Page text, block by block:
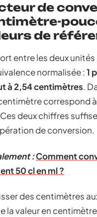
de
de
entre les deux
normalisée : 1
à 2,54 centimètres.
correspond
deux chiffres
de conversion.
:Comment
50 cl en ml ?
des centimètres
la valeur en